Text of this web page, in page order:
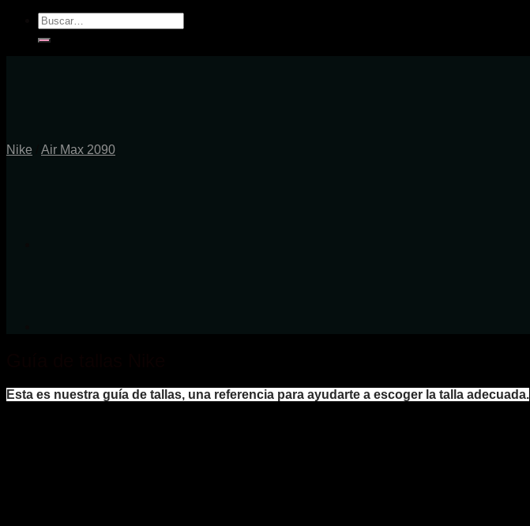
Buscar
por:
Nike Air Max 2090
Esta es nuestra guía de tallas, una referencia para ayudarte a escoger la talla adecuada.